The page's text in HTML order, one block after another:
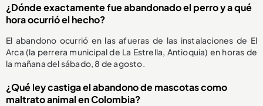
¿Dónde exactamente fue abandonado el perro y a qué
hora ocurrió el hecho?
El abandono ocurrió en las afueras de las instalaciones de El
Arca (la perrera municipal de La Estrella, Antioquia) en horas de
la mañana del sábado, 8 de agosto.
¿Qué ley castiga el abandono de mascotas como
maltrato animal en Colombia?